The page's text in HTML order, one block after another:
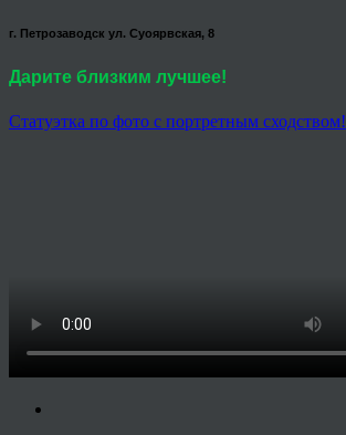
г. Петрозаводск ул. Суоярвская, 8
Дарите близким лучшее!
Статуэтка по фото с портретным сходством!